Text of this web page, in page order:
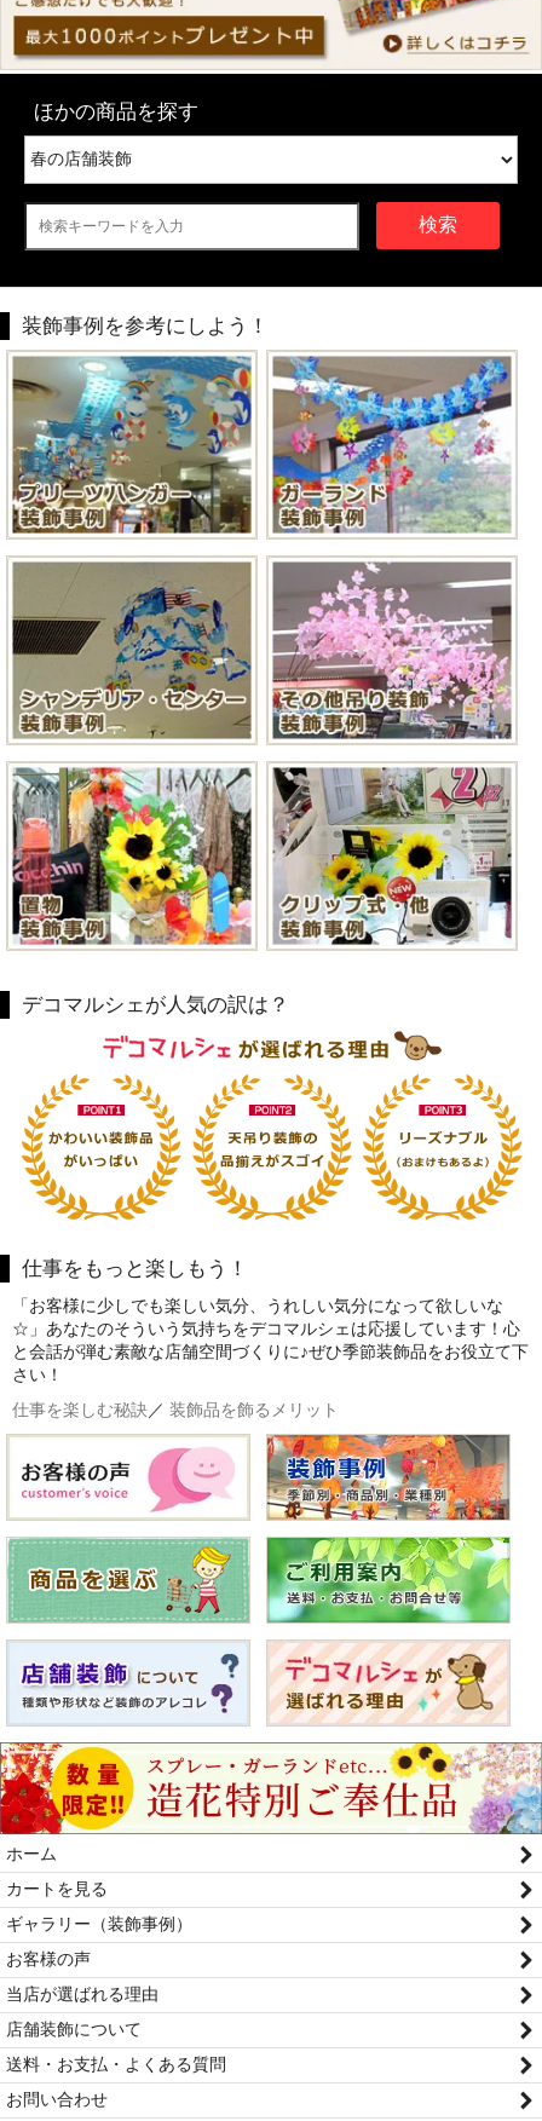
ほかの商品を探す
検索
装飾事例を参考にしよう！
デコマルシェが人気の訳は？
仕事をもっと楽しもう！
「お客様に少しでも楽しい気分、うれしい気分になって欲しいな
☆」あなたのそういう気持ちをデコマルシェは応援しています！心
と会話が弾む素敵な店舗空間づくりに♪ぜひ季節装飾品をお役立て下
さい！
仕事を楽しむ秘訣／ 装飾品を飾るメリット
ホーム
カートを見る
ギャラリー（装飾事例）
お客様の声
当店が選ばれる理由
店舗装飾について
送料・お支払・よくある質問
お問い合わせ